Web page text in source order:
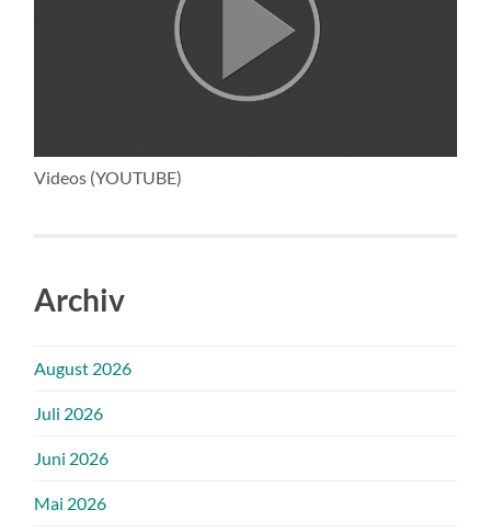
Videos (YOUTUBE)
Archiv
August 2026
Juli 2026
Juni 2026
Mai 2026